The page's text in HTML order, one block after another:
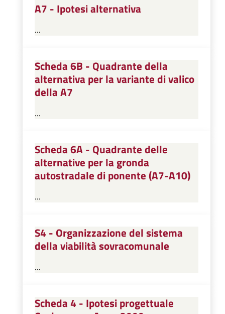
A7 - Ipotesi alternativa
...
Scheda 6B - Quadrante della
alternativa per la variante di valico
della A7
...
Scheda 6A - Quadrante delle
alternative per la gronda
autostradale di ponente (A7-A10)
...
S4 - Organizzazione del sistema
della viabilità sovracomunale
...
Scheda 4 - Ipotesi progettuale